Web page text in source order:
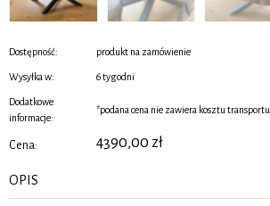
Dostępność: produkt na zamówienie
Wysyłka w: 6 tygodni
Dodatkowe
informacje:
*podana cena nie zawiera kosztu transportu
Cena: 4390,00 zł
OPIS